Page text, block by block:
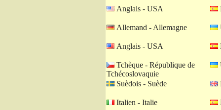
Anglais - USA
Allemand - Allemagne
Anglais - USA
Tchèque - République de
Tchécoslovaquie
Suèdois - Suède
Italien - Italie